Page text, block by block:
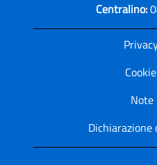
Centralino:
Note
Dichiarazione